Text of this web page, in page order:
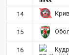
SVAT :
Hatsyk,
написати в
зауважень/
чи можна на сайт
ltc?
14
15
16